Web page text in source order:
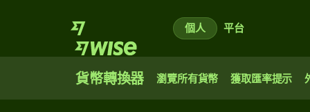
個人 平台
貨幣轉換器 瀏覽所有貨幣 獲取匯率提示